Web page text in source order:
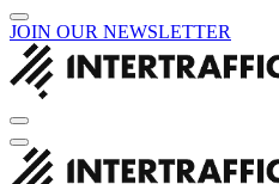
JOIN OUR NEWSLETTER